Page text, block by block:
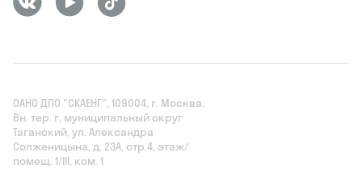
ОАНО ДПО "СКАЕНГ", 109004, г. Москва,
Вн. тер. г. муниципальный округ
Таганский, ул. Александра
Солженицына, д. 23А, стр.4, этаж/
помещ. 1/III, ком. 1